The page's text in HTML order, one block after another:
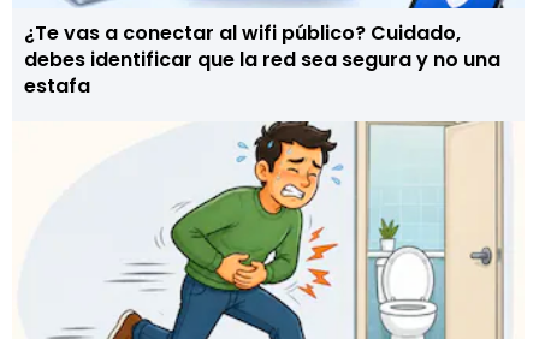
¿Te vas a conectar al wifi público? Cuidado,
debes identificar que la red sea segura y no una
estafa